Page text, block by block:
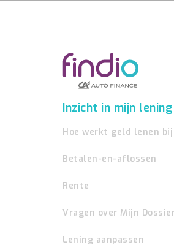
Inzicht in mijn lening
Hoe werkt geld lenen
Betalen-en-aflossen
Rente
Vragen over Mijn
Lening aanpassen